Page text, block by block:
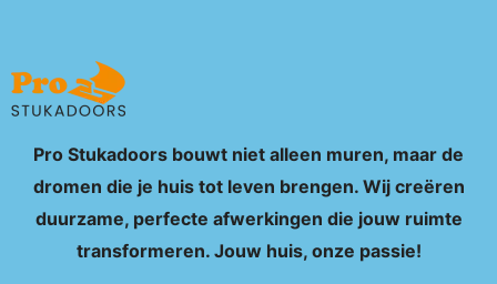
Pro Stukadoors bouwt niet alleen muren, maar de
dromen die je huis tot leven brengen. Wij creëren
duurzame, perfecte afwerkingen die jouw ruimte
transformeren. Jouw huis, onze passie!